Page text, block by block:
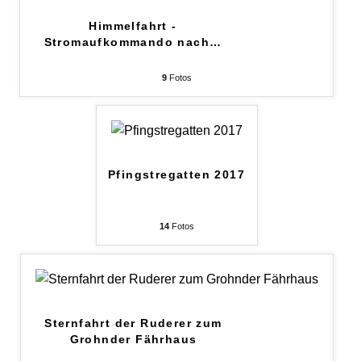
Himmelfahrt -
Stromaufkommando nach…
9Fotos
Pfingstregatten 2017
14Fotos
Sternfahrt der Ruderer zum
Grohnder Fährhaus